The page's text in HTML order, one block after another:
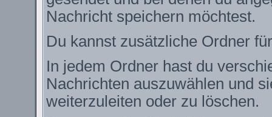
Nachricht speichern möchtest.
Du kannst zusätzliche Ordner
In jedem Ordner hast du
Nachrichten auszuwählen und
weiterzuleiten oder zu löschen.